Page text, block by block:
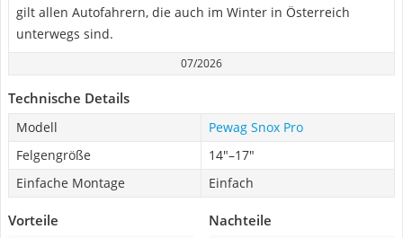
gilt allen Autofahrern, die auch im Winter in Österreich
unterwegs sind.
07/2026
Technische Details
Modell
Pewag Snox Pro
Felgengröße
14"–17"
Einfache Montage
Einfach
Vorteile Nachteile